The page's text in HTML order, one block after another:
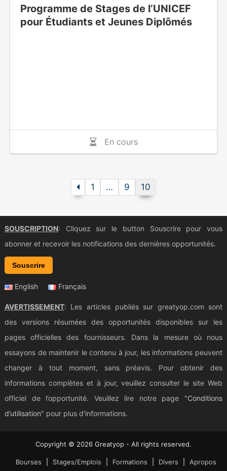
Programme de Stages de l’UNICEF
pour Étudiants et Jeunes Diplômés
En cours
1 … 9 10
SOUSCRIPTION: Cliquez sur le button Souscrire pour vous
abonner et recevoir les notifications des dernières opportunités.
Souscrire
English Français
AVERTISSEMENT: Les articles publiés sur greatyop.com sont
des versions résumées des opportunités disponibles sur les
pages officielles des fournisseurs. Dans la mesure où nous
essayons de maintenir le contenu à jour, les informations peuvent
changer à tout moment, sans préavis. Pour obtenir des
informations complètes et à jour, veuillez consulter le site Web
officiel de l’opportunité. Veuillez lire notre page "Conditions
d’utilisation" pour plus d'informations.
Copyright © 2026 Greatyop - All rights reserved.
Bourses Stages/Emplois Formations Divers Apropos